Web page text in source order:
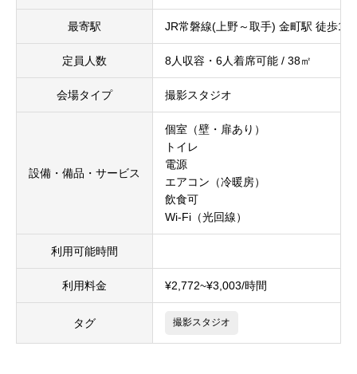
最寄駅 JR常磐線(上野～取手) 金町駅 徒歩19
定員人数 8人収容・6人着席可能 / 38㎡
会場タイプ 撮影スタジオ
設備・備品・サービス
個室（壁・扉あり）
トイレ
電源
エアコン（冷暖房）
飲食可
Wi-Fi（光回線）
利用可能時間
利用料金 ¥2,772~¥3,003/時間
タグ 撮影スタジオ